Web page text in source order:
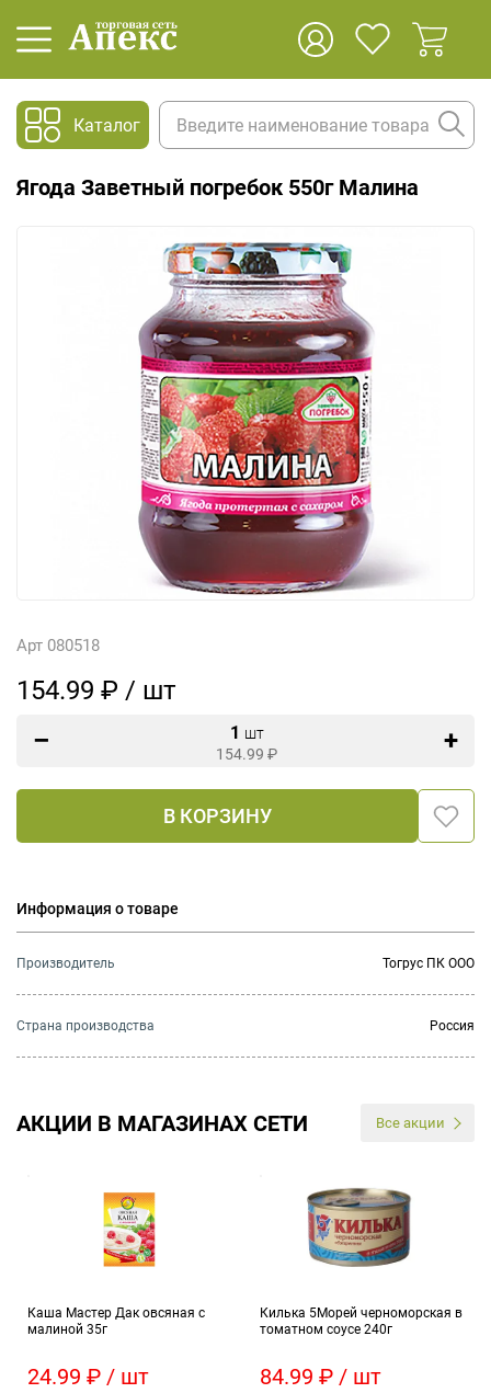
Каталог
Ягода Заветный погребок 550г Малина
Арт 080518
154.99 ₽ / шт
1 шт
154.99 ₽
В КОРЗИНУ
Информация о товаре
Производитель Тогрус ПК ООО
Страна производства Россия
АКЦИИ В МАГАЗИНАХ СЕТИ Все акции
Каша Мастер Дак овсяная с
малиной 35г
24.99 ₽ / шт
Килька 5Морей черноморская в
томатном соусе 240г
84.99 ₽ / шт